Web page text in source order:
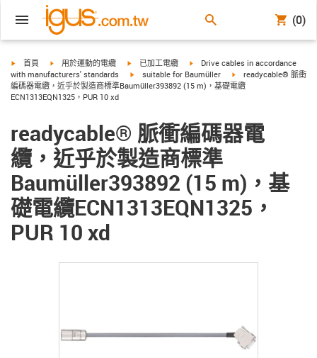
(0)
igus-icon-arrow-right
首頁 igus-icon-arrow-right
用於運動的電纜 igus-icon-arrow-right
已加工電纜 igus-icon-arrow-right
Drive cables in accordance
with manufacturers' standards
igus-icon-arrow-right
suitable for Baumüller igus-icon-arrow-right
readycable® 脈衝
編碼器電纜，近乎於製造商標準Baumüller393892 (15 m)，基礎電纜
ECN1313EQN1325，PUR 10 xd
readycable® 脈衝編碼器電
纜，近乎於製造商標準
Baumüller393892 (15 m)，基
礎電纜ECN1313EQN1325，
PUR 10 xd